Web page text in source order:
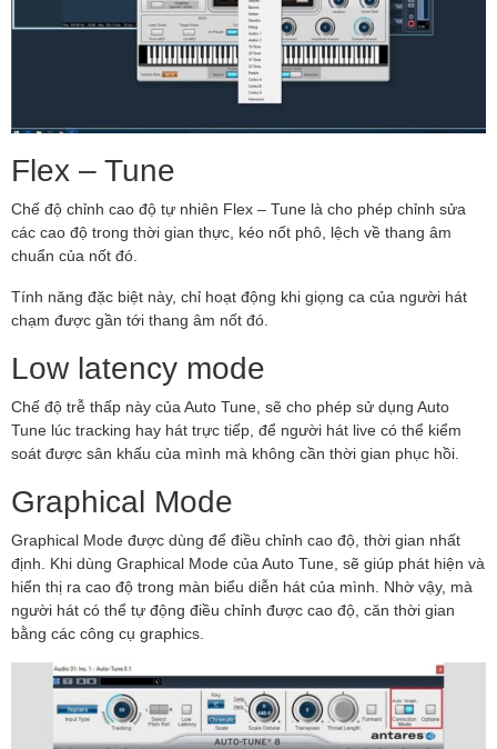
Flex – Tune
Chế độ chỉnh cao độ tự nhiên Flex – Tune là cho phép chỉnh sửa
các cao độ trong thời gian thực, kéo nốt phô, lệch về thang âm
chuẩn của nốt đó.
Tính năng đặc biệt này, chỉ hoạt động khi giọng ca của người hát
chạm được gần tới thang âm nốt đó.
Low latency mode
Chế độ trễ thấp này của Auto Tune, sẽ cho phép sử dụng Auto
Tune lúc tracking hay hát trực tiếp, để người hát live có thể kiểm
soát được sân khấu của mình mà không cần thời gian phục hồi.
Graphical Mode
Graphical Mode được dùng để điều chỉnh cao độ, thời gian nhất
định. Khi dùng Graphical Mode của Auto Tune, sẽ giúp phát hiện và
hiển thị ra cao độ trong màn biểu diễn hát của mình. Nhờ vậy, mà
người hát có thể tự động điều chỉnh được cao độ, căn thời gian
bằng các công cụ graphics.